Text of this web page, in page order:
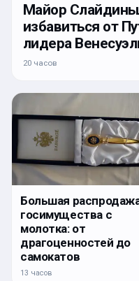
Майор
избавиться от
лидера
20 часов
Большая
госимущества с
молотка: от
драгоценностей до
самокатов
13 часов